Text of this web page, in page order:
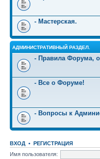
- Мастерская.
АДМИНИСТРАТИВНЫЙ РАЗДЕЛ.
- Правила Форума,
- Все о Форуме!
- Вопросы к
ВХОД • РЕГИСТРАЦИЯ
Имя пользователя: